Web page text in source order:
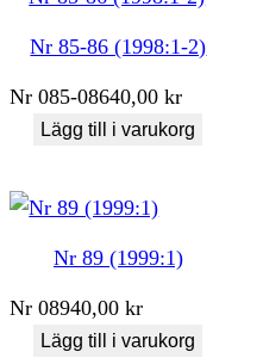
Nr 85-86 (1998:1-2)
Nr 085-08640,00kr
Lägg till i varukorg
Nr 89 (1999:1)
Nr 08940,00kr
Lägg till i varukorg